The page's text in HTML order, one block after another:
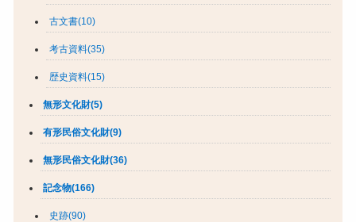
古文書(10)
考古資料(35)
歴史資料(15)
無形文化財(5)
有形民俗文化財(9)
無形民俗文化財(36)
記念物(166)
史跡(90)